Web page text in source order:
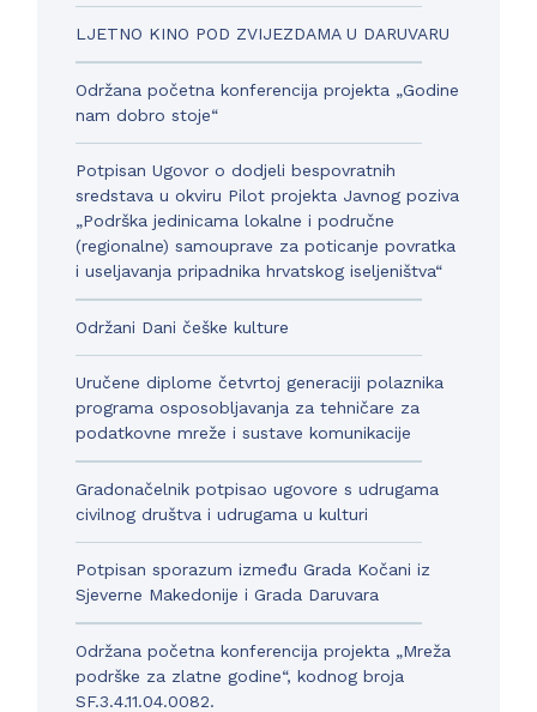
LJETNO KINO POD ZVIJEZDAMA U DARUVARU
Održana početna konferencija projekta „Godine
nam dobro stoje“
Potpisan Ugovor o dodjeli bespovratnih
sredstava u okviru Pilot projekta Javnog poziva
„Podrška jedinicama lokalne i područne
(regionalne) samouprave za poticanje povratka
i useljavanja pripadnika hrvatskog iseljeništva“
Održani Dani češke kulture
Uručene diplome četvrtoj generaciji polaznika
programa osposobljavanja za tehničare za
podatkovne mreže i sustave komunikacije
Gradonačelnik potpisao ugovore s udrugama
civilnog društva i udrugama u kulturi
Potpisan sporazum između Grada Kočani iz
Sjeverne Makedonije i Grada Daruvara
Održana početna konferencija projekta „Mreža
podrške za zlatne godine“, kodnog broja
SF.3.4.11.04.0082.